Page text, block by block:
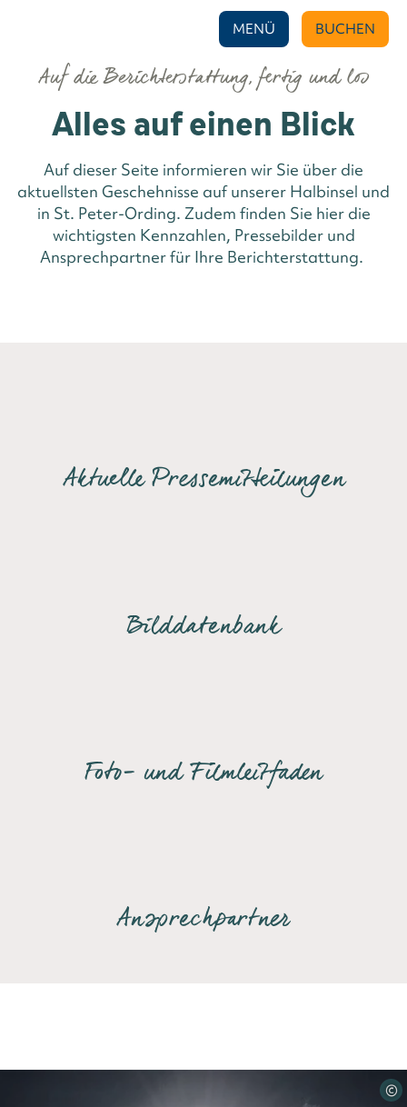
MENÜ BUCHEN
Alles auf einen Blick
Auf die Berichterstattung, fertig und los
Auf dieser Seite informieren wir Sie über die
aktuellsten Geschehnisse auf unserer Halbinsel und
in St. Peter-Ording. Zudem finden Sie hier die
wichtigsten Kennzahlen, Pressebilder und
Ansprechpartner für Ihre Berichterstattung.
Aktuelle Pressemitteilungen
Bilddatenbank
Foto- und Filmleitfaden
Ansprechpartner
©